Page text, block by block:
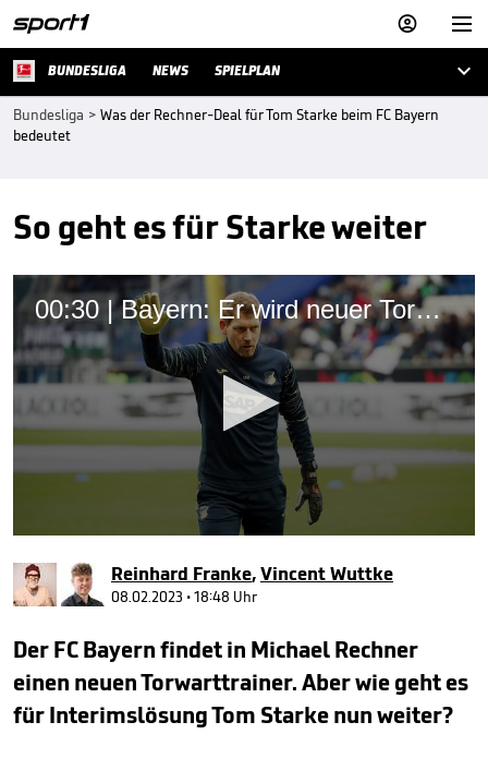


BUNDESLIGA NEWS SPIELPLAN 
Bundesliga > Was der Rechner-Deal für Tom Starke beim FC Bayern
bedeutet
So geht es für Starke weiter
00:30 | Bayern: Er wird neuer Torwarttrainer
seconds
of
30
seconds
Reinhard Franke,Vincent Wuttke
08.02.2023 • 18:48 Uhr
Der FC Bayern findet in Michael Rechner
einen neuen Torwarttrainer. Aber wie geht es
für Interimslösung Tom Starke nun weiter?